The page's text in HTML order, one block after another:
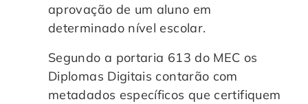
aprovação de um aluno em
determinado nível escolar.
Segundo a portaria 613 do MEC os
Diplomas Digitais contarão com
metadados específicos que certifiquem